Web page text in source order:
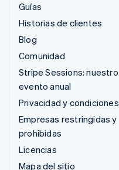
Guías
Historias de clientes
Blog
Comunidad
Stripe Sessions: nuestro
evento anual
Privacidad y condiciones
Empresas restringidas y
prohibidas
Licencias
Mapa del sitio